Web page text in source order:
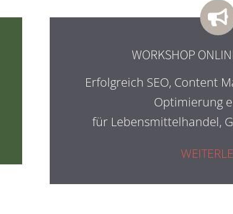
WORKSHOP
Erfolgreich SEO, Content
Optimierung
für Lebensmittelhandel,